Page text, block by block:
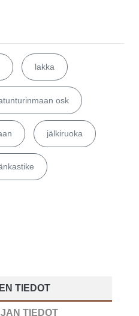
lakka
osk
jälkiruoka
TIEDOT
TIEDOT